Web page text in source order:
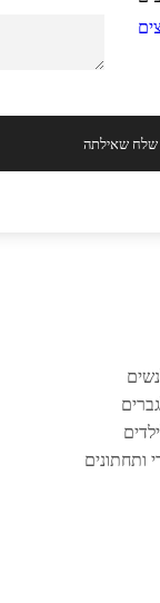
שלח שאילתה
ותחתונים